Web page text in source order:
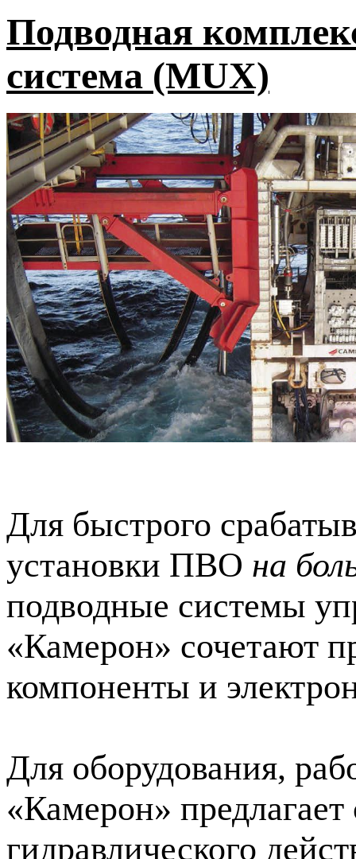
Подводная
система (MUX)
Для быстрого
установки ПВО на
подводные системы
«Камерон» сочетают
компоненты и
Для оборудования,
«Камерон»
гидравлического